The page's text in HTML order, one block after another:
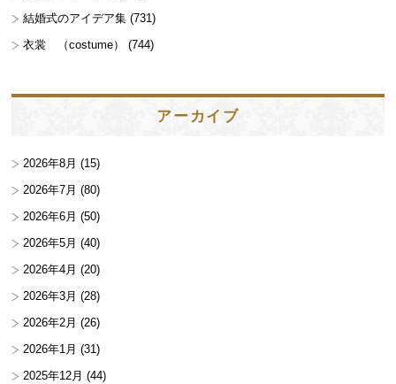
結婚式のアイデア集 (731)
衣裳 （costume）
(744)
アーカイブ
2026年8月 (15)
2026年7月 (80)
2026年6月 (50)
2026年5月 (40)
2026年4月 (20)
2026年3月 (28)
2026年2月 (26)
2026年1月 (31)
2025年12月 (44)